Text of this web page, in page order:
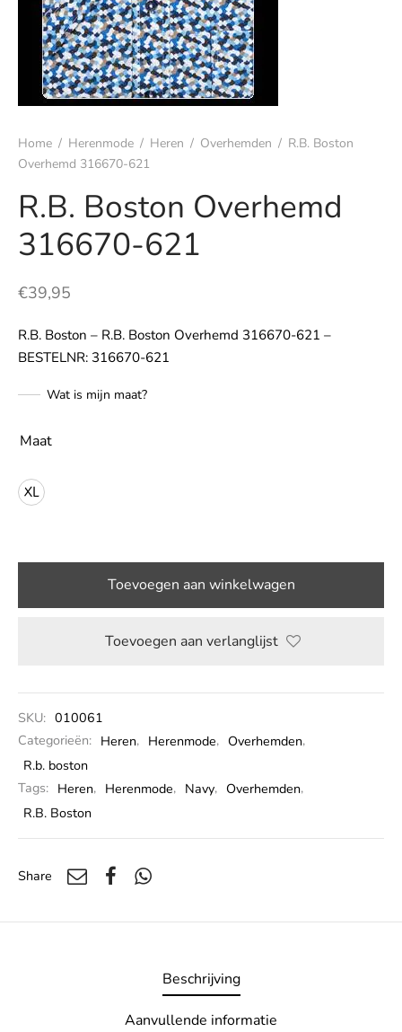
Home / Herenmode / Heren / Overhemden / R.B. Boston
Overhemd 316670-621
R.B. Boston Overhemd
316670-621
€39,95
R.B. Boston – R.B. Boston Overhemd 316670-621 –
BESTELNR: 316670-621
Wat is mijn maat?
Maat
XL
Toevoegen aan winkelwagen
Toevoegen aan verlanglijst
SKU: 010061
Categorieën: Heren, Herenmode, Overhemden,
R.b. boston
Tags: Heren, Herenmode, Navy, Overhemden,
R.B. Boston
Share
Beschrijving
Aanvullende informatie
& nachtmode
& t-shirts
& colberts
& vesten